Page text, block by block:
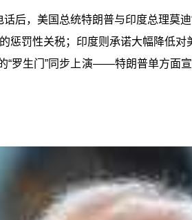
后，美国总统特朗普与印度总理莫
罚性关税；印度则承诺大幅降低
罗生门”同步上演——特朗普单方面